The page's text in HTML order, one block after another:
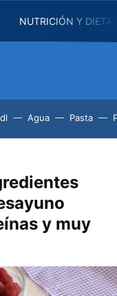
NUTRICIÓN Y
Agua Pasta
y muy